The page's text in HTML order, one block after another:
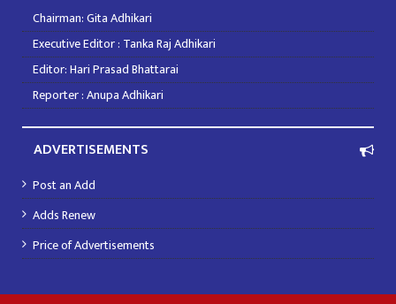
Chairman: Gita Adhikari
Executive Editor : Tanka Raj Adhikari
Editor: Hari Prasad Bhattarai
Reporter : Anupa Adhikari
ADVERTISEMENTS
Post an Add
Adds Renew
Price of Advertisements